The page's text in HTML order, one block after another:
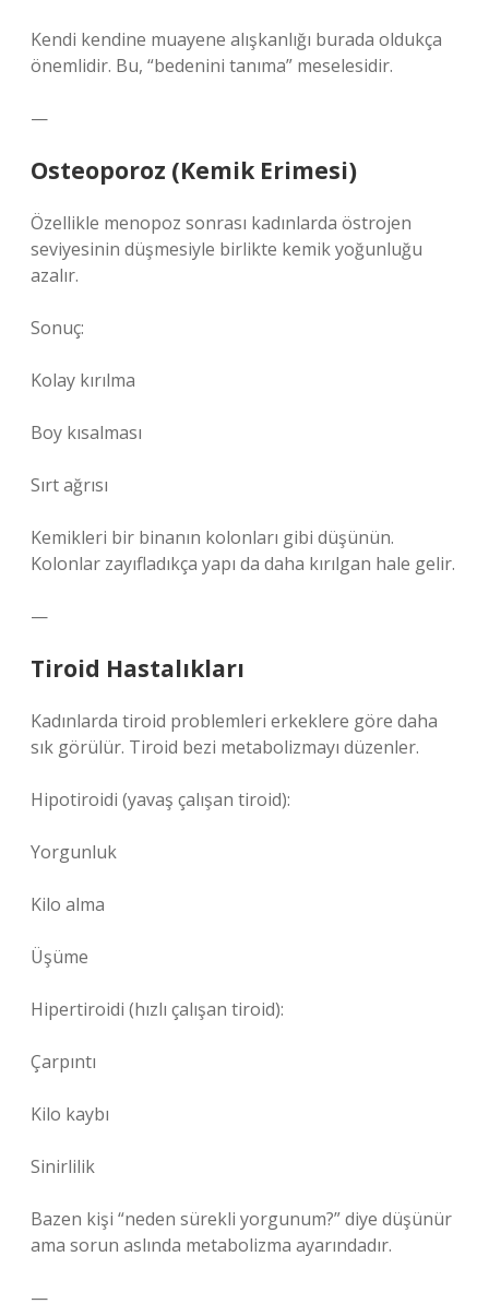
Kendi kendine muayene alışkanlığı burada oldukça
önemlidir. Bu, “bedenini tanıma” meselesidir.
—
Osteoporoz (Kemik Erimesi)
Özellikle menopoz sonrası kadınlarda östrojen
seviyesinin düşmesiyle birlikte kemik yoğunluğu
azalır.
Sonuç:
Kolay kırılma
Boy kısalması
Sırt ağrısı
Kemikleri bir binanın kolonları gibi düşünün.
Kolonlar zayıfladıkça yapı da daha kırılgan hale gelir.
—
Tiroid Hastalıkları
Kadınlarda tiroid problemleri erkeklere göre daha
sık görülür. Tiroid bezi metabolizmayı düzenler.
Hipotiroidi (yavaş çalışan tiroid):
Yorgunluk
Kilo alma
Üşüme
Hipertiroidi (hızlı çalışan tiroid):
Çarpıntı
Kilo kaybı
Sinirlilik
Bazen kişi “neden sürekli yorgunum?” diye düşünür
ama sorun aslında metabolizma ayarındadır.
—